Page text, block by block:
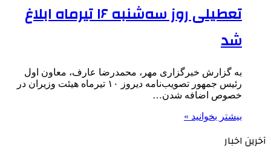
تعطیلی روز سه‌شنبه ۱۶ تیرماه ابلاغ
شد
به گزارش خبرگزاری مهر، محمدرضا عارف، معاون اول
رئیس جمهور تصویب‌نامه دیروز ۱۰ تیرماه هیئت وزیران در
خصوص اضافه شدن…
بیشتر بخوانید »
آخرین اخبار